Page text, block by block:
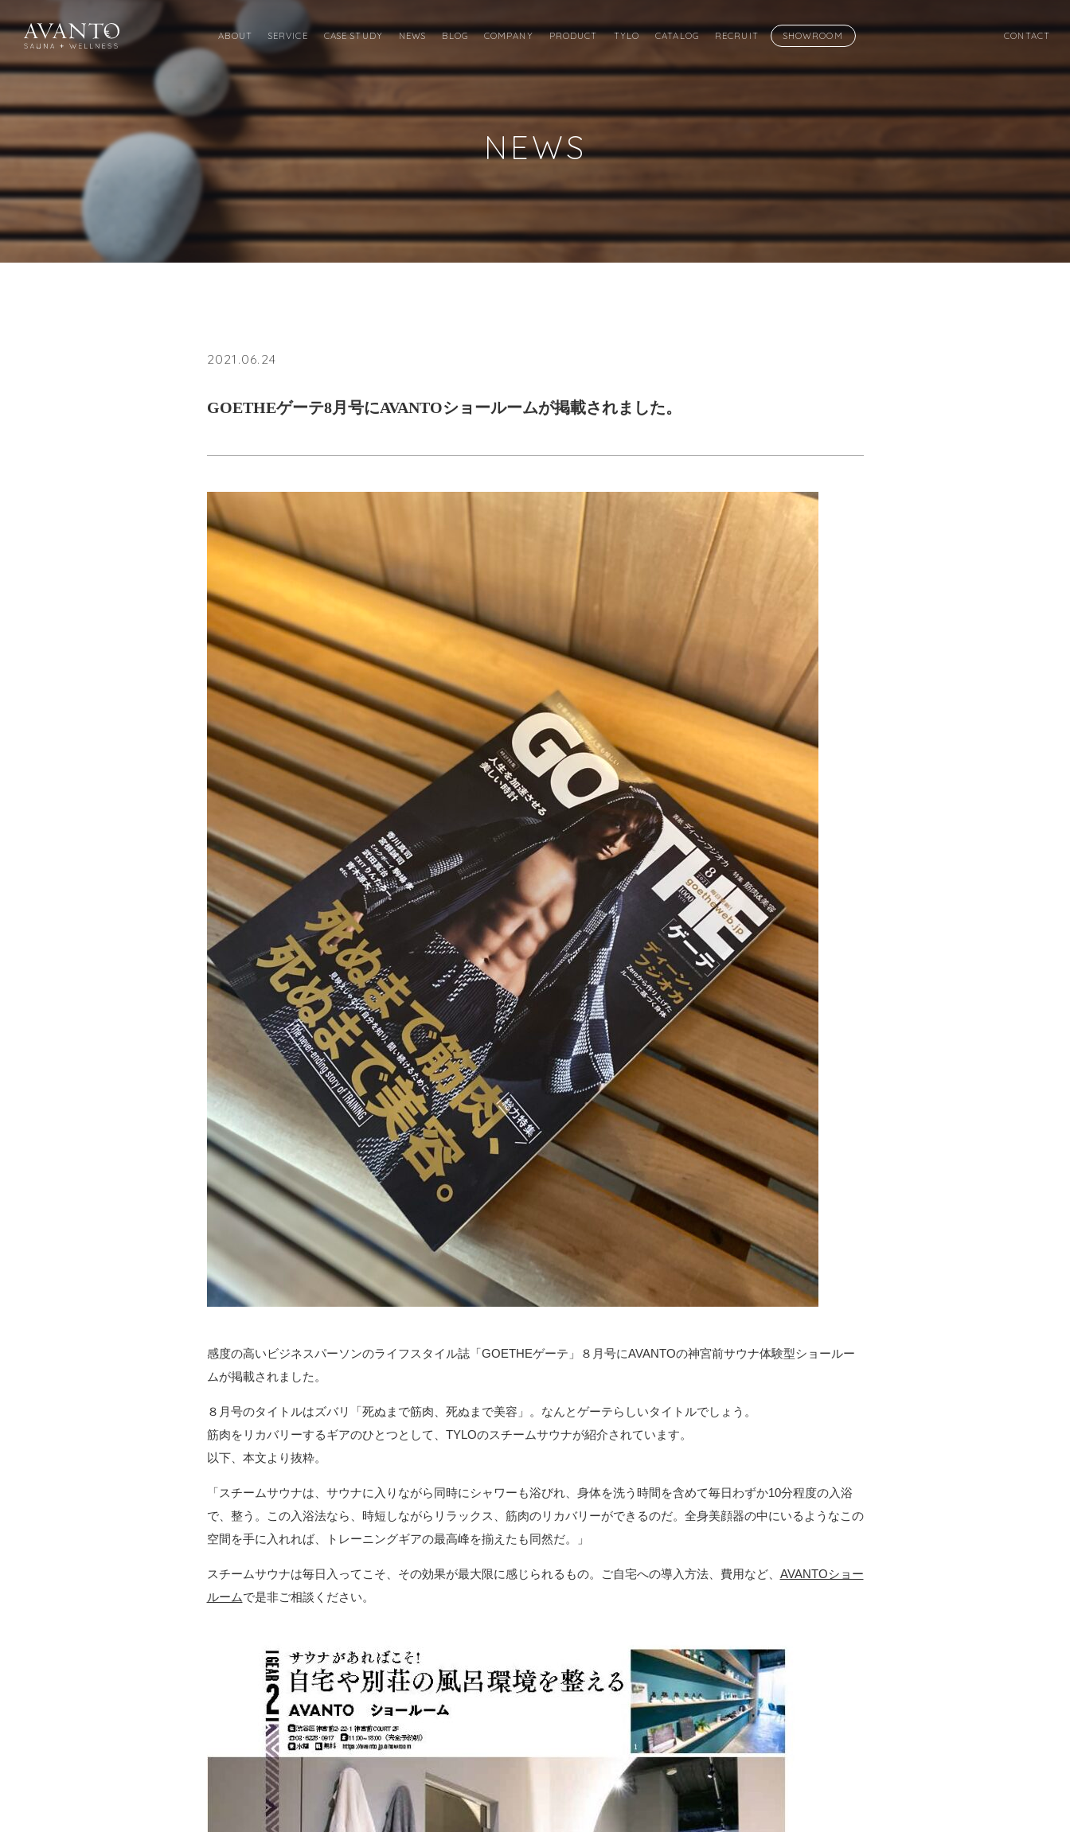
ABOUT SERVICE CASE STUDY NEWS BLOG COMPANY PRODUCT TYLO CATALOG RECRUIT SHOWROOM CONTACT
NEWS
2021.06.24
GOETHEゲーテ8月号にAVANTOショールームが掲載されました。
感度の高いビジネスパーソンのライフスタイル誌「GOETHEゲーテ」８月号にAVANTOの神宮前サウナ体験型ショールー
ムが掲載されました。
８月号のタイトルはズバリ「死ぬまで筋肉、死ぬまで美容」。なんとゲーテらしいタイトルでしょう。
筋肉をリカバリーするギアのひとつとして、TYLOのスチームサウナが紹介されています。
以下、本文より抜粋。
「スチームサウナは、サウナに入りながら同時にシャワーも浴びれ、身体を洗う時間を含めて毎日わずか10分程度の入浴
で、整う。この入浴法なら、時短しながらリラックス、筋肉のリカバリーができるのだ。全身美顔器の中にいるようなこの
空間を手に入れれば、トレーニングギアの最高峰を揃えたも同然だ。」
スチームサウナは毎日入ってこそ、その効果が最大限に感じられるもの。ご自宅への導入方法、費用など、 AVANTOショー
ルームで是非ご相談ください。